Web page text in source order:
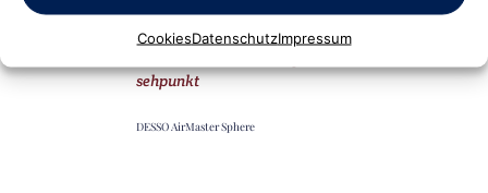
CookiesDatenschutzImpressum
sehpunkt
DESSO AirMaster Sphere